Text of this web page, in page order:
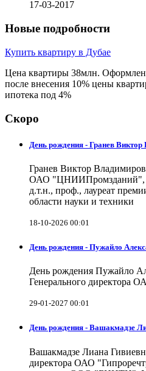
17-03-2017
Новые подробности
Купить квартиру в Дубае
Цена квартиры 38млн.
после внесения 10% цены
ипотека под 4%
Скоро
День рождения - Гранев
Гранев Виктор
ОАО "ЦНИИПромзданий",
д.т.н., проф., лауреат
области науки и техники
18-10-2026 00:01
День рождения - Пужайло
День рождения Пужайло
Генерального директора
29-01-2027 00:01
День рождения - Вашакмадзе
Вашакмадзе Лиана
директора ОАО